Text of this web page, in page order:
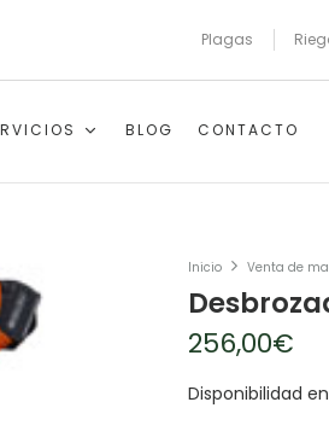
Plagas
BLOG CONTACTO
Inicio Venta de
256,00€
Disponibilidad